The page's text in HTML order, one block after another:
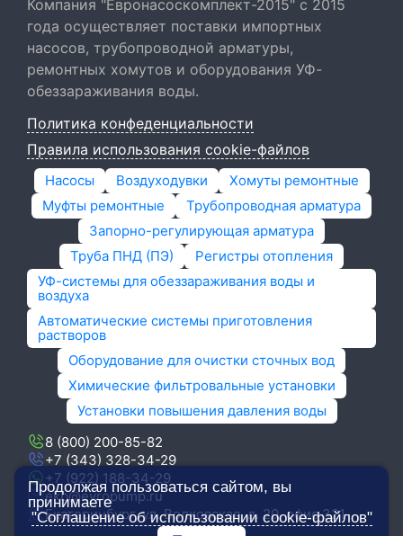
Компания "Евронасоскомплект-2015" с 2015
года осуществляет поставки импортных
насосов, трубопроводной арматуры,
ремонтных хомутов и оборудования УФ-
обеззараживания воды.
Политика конфеденциальности
Правила использования cookie-файлов
Насосы Воздуходувки
Хомуты ремонтные
Муфты ремонтные
Трубопроводная арматура
Запорно-регулирующая арматура
Труба ПНД (ПЭ)
Регистры отопления
УФ-системы для обеззараживания воды и
воздуха
Автоматические системы приготовления
растворов
Оборудование для очистки сточных вод
Химические фильтровальные установки
Установки повышения давления воды
8 (800) 200-85-82
+7 (343) 328-34-29
+7 (922) 188-34-29
ekb@evropump.ru
Екатеринбург, ​ул. Волховская, д. 20, офис 321
Продолжая пользоваться сайтом, вы
принимаете
"Соглашение об использовании cookie-файлов"